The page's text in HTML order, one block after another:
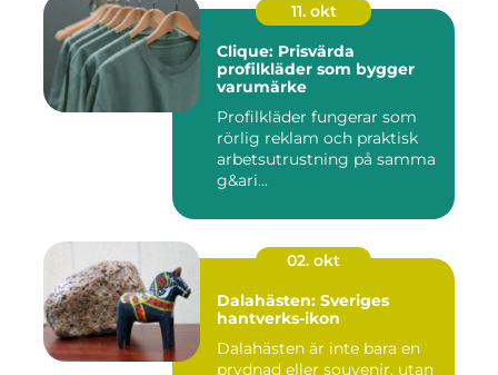
11. okt
Clique: Prisvärda
profilkläder som bygger
varumärke
Profilkläder fungerar som
rörlig reklam och praktisk
arbetsutrustning på samma
g&ari...
02. okt
Dalahästen: Sveriges
hantverks-ikon
Dalahästen är inte bara en
prydnad eller souvenir, utan